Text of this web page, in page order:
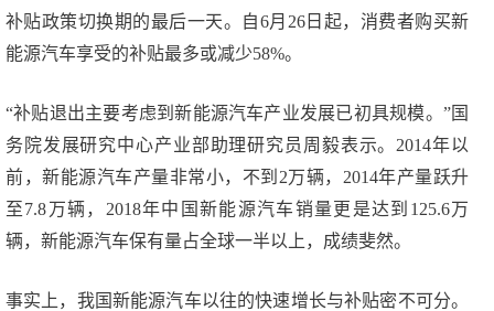
补贴政策切换期的最后一天。自6月26日起，消费者购买新
能源汽车享受的补贴最多或减少58%。
“补贴退出主要考虑到新能源汽车产业发展已初具规模。”国
务院发展研究中心产业部助理研究员周毅表示。2014年以
前，新能源汽车产量非常小，不到2万辆，2014年产量跃升
至7.8万辆，2018年中国新能源汽车销量更是达到125.6万
辆，新能源汽车保有量占全球一半以上，成绩斐然。
事实上，我国新能源汽车以往的快速增长与补贴密不可分。